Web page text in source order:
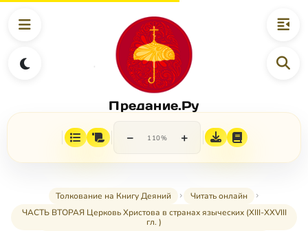
Предание.Ру
− 110% +
Толкование на Книгу Деяний
Читать онлайн
ЧАСТЬ ВТОРАЯ Церковь Христова в странах языческих (XIII-XXVIII
гл. )